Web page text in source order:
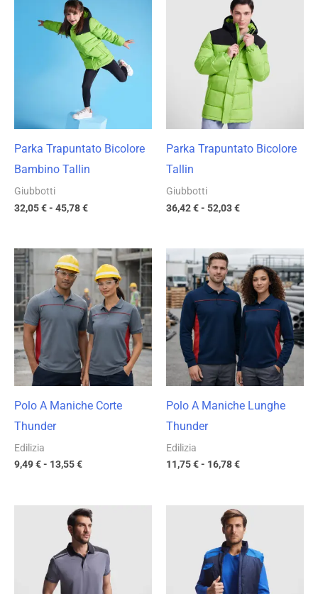
Parka Trapuntato Bicolore
Bambino Tallin
Giubbotti
32,05€- 45,78€
di
prezzo:
da
32,05 €
a
45,78 €
Parka Trapuntato Bicolore
Tallin
Giubbotti
36,42€- 52,03€
di
prezzo:
da
36,42 €
a
52,03 €
Polo A Maniche Corte
Thunder
Edilizia
9,49€- 13,55€
Fascia
prezzo:
da
9,49 €
a
13,55 €
Polo A Maniche Lunghe
Thunder
Edilizia
11,75€- 16,78€
Fascia
di
prezzo:
da
11,75 €
a
16,78 €
Fascia
di
prezzo:
da
10,68 €
a
15,25 €
Fascia
di
prezzo:
da
20,73 €
a
29,61 €